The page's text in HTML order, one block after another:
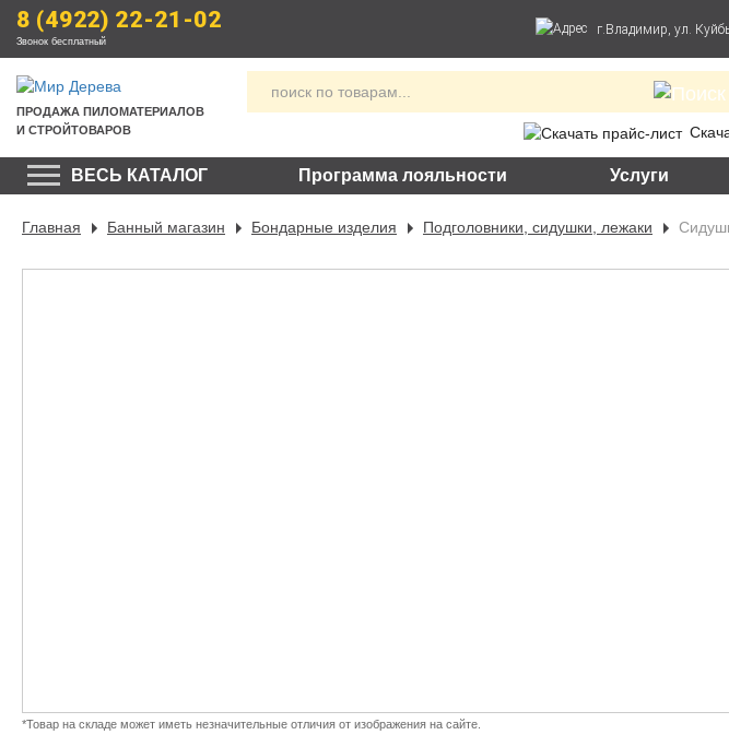
8 (4922) 22-21-02
Звонок бесплатный
г.Владимир, ул.
ПРОДАЖА ПИЛОМАТЕРИАЛОВ
И СТРОЙТОВАРОВ
ВЕСЬ КАТАЛОГ Программа лояльности Услуги
Главная Банный магазин Бондарные изделия Подголовники, сидушки, лежаки
*Товар на складе может иметь незначительные отличия от изображения на сайте.